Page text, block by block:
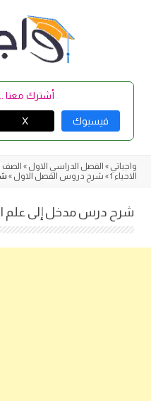
أشترك معنا
فيسبوك X
واجباتي » الفصل الدراسي الاول » الصف
الاحياء 1
» شرح دروس الفصل الاول »
شرح درس مدخل إلى علم